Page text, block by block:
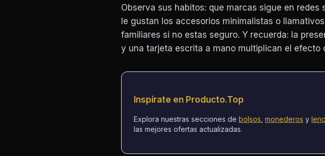
Observa sus habitos: que marcas sigue en
le gustan los accesorios minimalistas o
familiares si no estas seguro. Y recuerda: la
y una tarjeta escrita a mano multiplican el efecto
Inspírate en Producto.Top
Explora nuestras secciones de bolsos monederos y
las mejores ofertas actualizadas.